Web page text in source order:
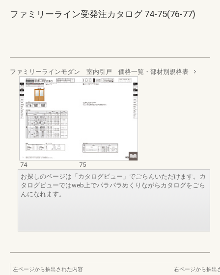
ファミリーライン受発注カタログ 74-75(76-77)
ファミリーラインモダン 室内引戸 価格一覧・部材別規格表
74
75
お探しのページは「カタログビュー」でごらんいただけます。カ
タログビューではweb上でパラパラめくりながらカタログをごら
んになれます。
左ページから抽出された内容
右ページから抽出